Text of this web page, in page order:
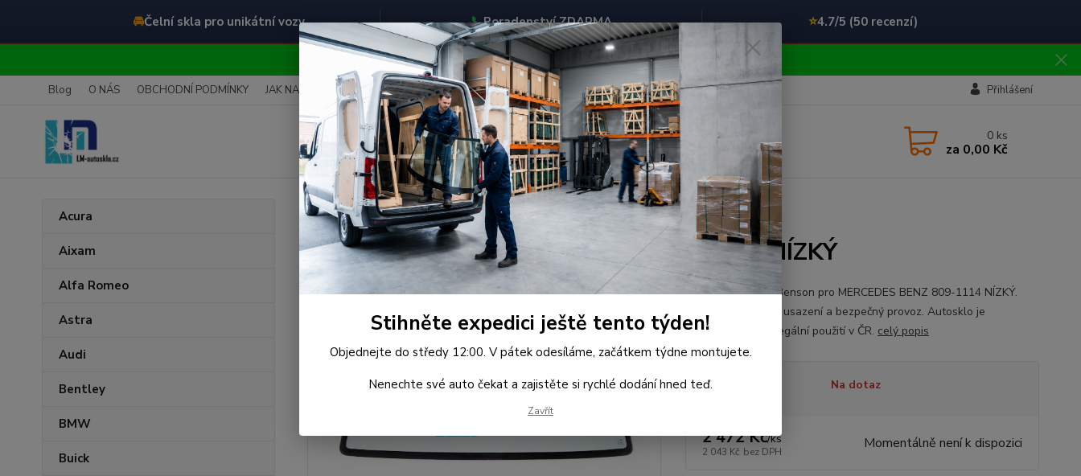
🚘Čelní skla pro unikátní vozy 📞Poradenství ZDARMA ⭐4.7/5 (50 recenzí)
OBJEDNÁVEJTE DO STŘEDY 12:00 - KAŽDÝ PÁTEK EXPEDUJEME!!
Blog O NÁS OBCHODNÍ PODMÍNKY JAK NAKUPOVAT KONTAKTY Přihlášení
Hledat 0 ks
za 0,00 Kč
Acura
Aixam
Alfa Romeo
Astra
Audi
Bentley
BMW
Buick
Úvod Mercedes-Benz Čelní Sklo - MERCEDES BENZ 809-1114 NÍZKÝ
Čelní Sklo - MERCEDES BENZ 809-1114 NÍZKÝ
Kvalitní čelní sklo Benson pro MERCEDES BENZ 809-1114 NÍZKÝ.
Určeno pro přesné usazení a bezpečný provoz. Autosklo je
certifikované pro legální použití v ČR. celý popis
Dostupnost Na dotaz
2 472 Kč/ks
2 043 Kč bez DPH Momentálně není k dispozici
Stihněte expedici ještě tento týden!
Objednejte do středy 12:00. V pátek odesíláme, začátkem týdne montujete.
Nenechte své auto čekat a zajistěte si rychlé dodání hned teď.
Zavřít